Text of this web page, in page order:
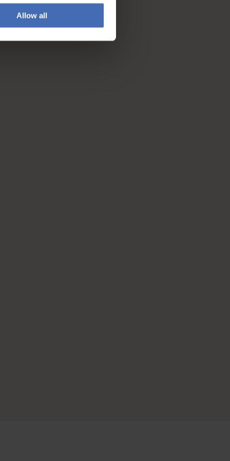
Allow all